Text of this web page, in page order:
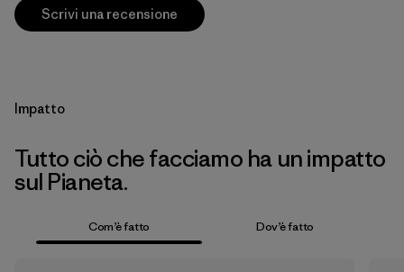
Scrivi una recensione
Impatto
Tutto ciò che facciamo ha un impatto
sul Pianeta.
Com’è fatto Dov’è fatto